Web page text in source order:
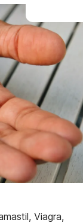
Viagra,